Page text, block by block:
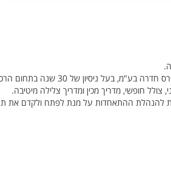
ניסיון של 30 שנה בתחום הרכב בפחחות וצבע.
להנהלת ההתאחדות על מנת לפתח ולקדם את